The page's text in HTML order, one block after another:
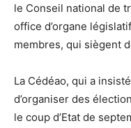
le Conseil national de
office d’organe
membres, qui siègent
La Cédéao, qui a
d’organiser des
le coup d’Etat de